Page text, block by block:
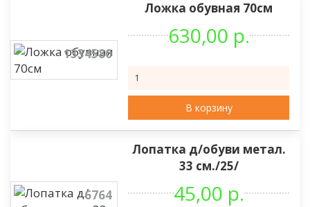
1334580
Ложка обувная 70см
630,00 р.
В корзину
6764
Лопатка д/обуви метал.
33 см./25/
45,00 р.